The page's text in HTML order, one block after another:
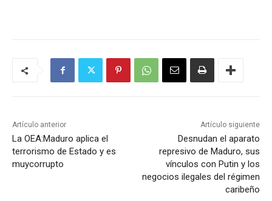
Artículo anterior
La OEA:Maduro aplica el
terrorismo de Estado y es
muycorrupto
Artículo siguiente
Desnudan el aparato
represivo de Maduro, sus
vínculos con Putin y los
negocios ilegales del régimen
caribeño